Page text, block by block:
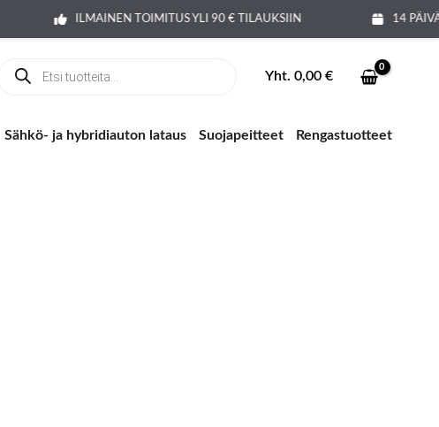
ILMAINEN TOIMITUS YLI 90 € TILAUKSIIN 14
search
Yht. 0,00 €
Sähkö- ja hybridiauton lataus Suojapeitteet Rengastuotteet